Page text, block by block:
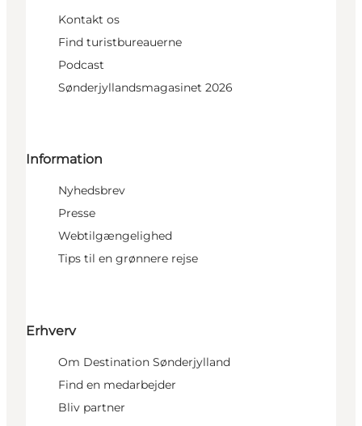
Kontakt os
Find turistbureauerne
Podcast
Sønderjyllandsmagasinet 2026
Information
Nyhedsbrev
Presse
Webtilgængelighed
Tips til en grønnere rejse
Erhverv
Om Destination Sønderjylland
Find en medarbejder
Bliv partner